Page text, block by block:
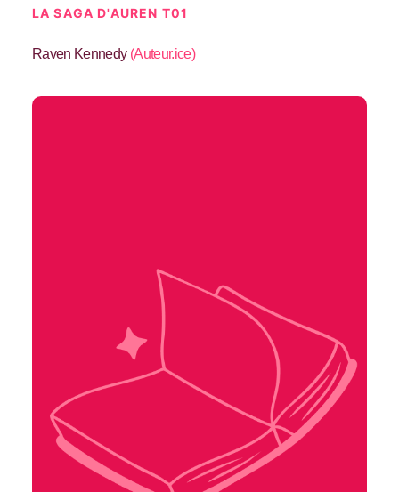
LA SAGA D'AUREN T01
Raven Kennedy(Auteur.ice)